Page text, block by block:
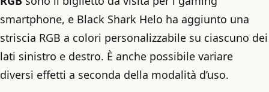
smartphone, e Black Shark Helo ha aggiunto una
striscia RGB a colori personalizzabile su ciascuno dei
lati sinistro e destro. È anche possibile variare
diversi effetti a seconda della modalità d’uso.